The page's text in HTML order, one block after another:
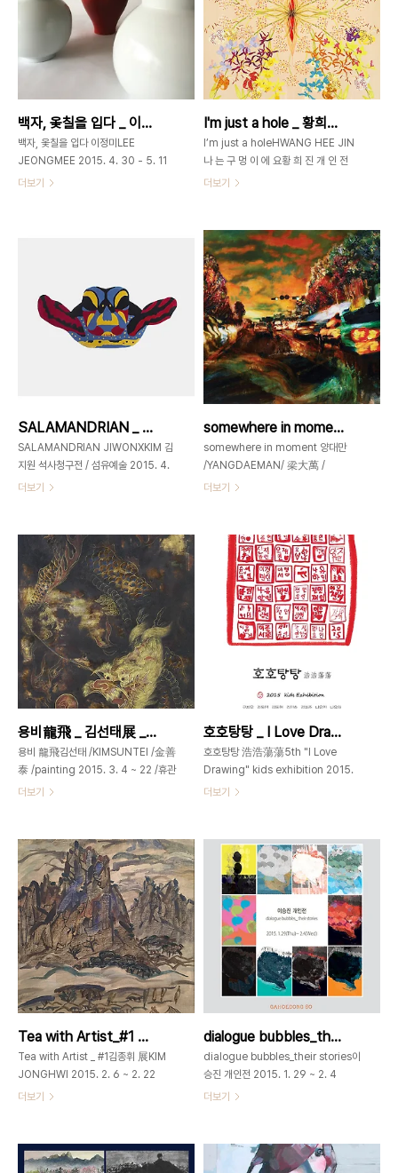
만드는 진솔한 움직임의 시작이 된다. 1.
박지혜_kiss_mixed media on
canvas_24.2x33.4cm_2014 2.박
지혜_셀카_mixed media on
canvas_27.3x22.0cm_2014 3.
무르는 형과 색 중 유독 표현되길 원하는
것처럼 눈과 기억..
_60x41cm_Oil on canvas_2015
비환원적 시선으로 순환적 세계를 성찰
하다 화면 위에는 서로 다른 차원의 두
이미지가 공존하고 있다. 하나는 현상적
인 세계이고 다른 하나는 표상적인 세계
만 힘있는 선들로 표현되어진 산의 몽환
적인 풍경을 선명한 색의 흔적들이 날카
로운 상처를 남기면서 유연한..
백자, 옻칠을 입다 _ 이정미展 _ 2015_0430 ▶ 0511
백자, 옻칠을 입다 이정미LEE
JEONGMEE 2015. 4. 30 - 5. 11
open 11am - 7pm /휴관일 없음 가
이 정 미 李貞美Jeongmee. Lee
1996. 6 홍익대학교 산업미술대학원
졸, 미술학 석사, 서울1994. 2 홍익대
학교 미술대학 도예학과 졸, 서울 개인전
일 백자 합 옻칠전, 근대화 상회 갤러리
2011년 8월24일~8월30일 이정미 도
예..
더보기
I'm just a hole _ 황희진展 _ 2015_0422 ▶ 0428
I’m just a holeHWANG HEE JIN
나 는 구 멍 이 에 요황 희 진 개 인 전
2015. 4. 22 ~ 28 open 11am -
서울시 종로구 가회동 60번지02-
3673-
0585gahoedong60@gmail.com
황희진_나는 구멍이에요 I'm just a
hole _장지, 분채, 대리석가루_
130cmx130cm_2011 to. 당신 누구
나 그러하듯 내 몸에도 10개의 구멍이
있어요.어떤 구멍은 생존을 위해 열심히
작동하고 어떤 구멍은 자신이 왜존재하
는지 조차 잊고 그저 위치만 지키고 있으
있기도 하죠.구멍들은 제각각의 소임을
다하려 제법 최선을 다해 노력하고..
더보기
SALAMANDRIAN _ 김지원展 _ 2015_0409 ▶ 0417
SALAMANDRIAN JIWONXKIM 김
지원 석사청구전 / 섬유예술 2015. 4.
9 ~ 17 개관시간 오전11시~ 오후7시
0585
gahoedong60@gmail.com
www.gahoedong60.com
eumetopias jubatus 바다사자 _
Wool, Hand-tufted on cotton _
135x200cm_ 2015 crocodylus
porosus 바다악어 _ Wool, Hand-
tufted on cotton _ 175x200cm_
2015 김지원의 작업은 다양한 색으로
염색한 양모(wool)로 틀에 구속받지 않
tufted) 방식으로 제직하는 데 기반한
다. 재생 가..
더보기
somewhere in moment _ 양대만展 _ 2015_0325 ▶ 0407
somewhere in moment 양대만
/YANGDAEMAN/ 梁大萬 /
painting 2015. 3. 25 ~ 4. 7
휴관 가회동60_GAHOEDONG60서
울시 종로구 가회동 60번지+82-
3673-
양대만 _ Somewhere _ Oil on
Linen _ 130.3 x 162.2 cm_ 2015
흘러가는 시간의 흐름 속에 파묻혀 느끼
내가 기억하던 많은 순간들은 내게 얼마
나 의미가 있던 순간일까. 의미를 부여받
편에 숨어 있다가 하나의 실마리로 다
시..
더보기
용비龍飛 _ 김선태展 _ 2015_0304 ▶ 0322
용비 龍飛김선태 /KIMSUNTEI /金善
泰 /painting 2015. 3. 4 ~ 22 /휴관
일 없음 개관시간 11am – 7pm별도의
가회동 60번지+82-2-3673-
0585www.gahoedong60.comgahoedong60@gmail.com
김선태_Poseydon 2015-1_장지,은
박,석채,금분_140x70cm_2015 수호
자 ― 건담에서 용으로 나아가다 류철하
(미술비평) 작가 김선태는 2013년 금호
미술관 전시 를 통해 거대한 쓰나미를 막
아서는 영웅적인 주인공 ‘건담’을 등장시
킨 바 있다. 인간을 덮치는 거대한 파도
와 불가항력적인 자연, 망연자실한 인간
인 ‘건담’은 마치 그러한 현실이..
더보기
호호탕탕 _ I Love Drawing _ 2015_0224 ▶ 0302
호호탕탕 浩浩蕩蕩5th "I Love
Drawing" kids exhibition 2015.
2. 24 ~ 3. 2open 11am ~ 7pm 가
0585gahoedong60@gmail.com
하얀 종이위에 연필이 아닌 먹과 붓으로
그림을 시도하는 아이들은 ‘에휴~’ 하고
한숨을 먼저 쉰다. 지우개 없이 그림을
그린다는 사실에 어찌할 줄 몰라 하는 아
이들. 하지만 잠시 동안 아이들의 그 귀
여운 모습을 느끼고 있을 때쯤이면 어느
새 아이들은 붓질에 빠져들어 미소를 띠
며 호호탕탕 능선을 그려가고 있다. 하얀
종이가 주는 부담감에서 벗어나 즐거운
식의 회화가 주는 매력에 빠져들게 되었
다. 전은 우리 전통..
더보기
Tea with Artist_#1 김종휘展 _2015_0206 ▶ 0222
Tea with Artist _ #1김종휘 展KIM
JONGHWI 2015. 2. 6 ~ 2. 22
Open 12-7pm/ 1월18-19일(설연휴
서울시 종로구 가회동 60번지02-
3673-0585 ‘Tea with Artist _
더보기
dialogue bubbles_their stories _ 이승진展 _ 2015_0129 ▶ 0204
dialogue bubbles_their stories이
승진 개인전 2015. 1. 29 ~ 2. 4
open 11am – 7pm 가회동
0585gahoedong60@gmail.com
dialogue bubble-I _ 59.4 x 82.1
더보기